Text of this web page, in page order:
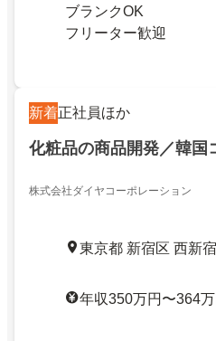
ブランクOK
フリーター歓迎
新着正社員ほか
化粧品の商品開発／韓国
株式会社ダイヤコーポレーション
東京都 新宿区 西新
年収350万円〜364万